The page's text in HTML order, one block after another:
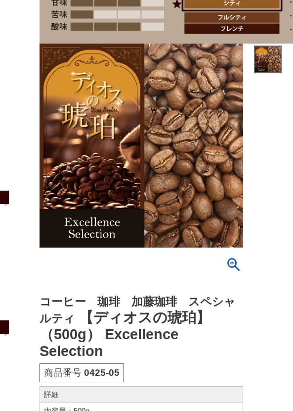
コーヒー 珈琲 加藤珈琲 スペシャ
ルティ
【ディオスの琥珀】
（500g） Excellence
Selection
商品番号 0425-05
詳細